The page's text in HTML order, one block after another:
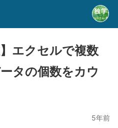
エクセルで複数
タの個数をカウ
5年前